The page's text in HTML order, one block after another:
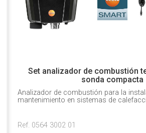
Set analizador de combustión
sonda compacta
Analizador de combustión para la
mantenimiento en sistemas de
Ref. 0564 3002 01